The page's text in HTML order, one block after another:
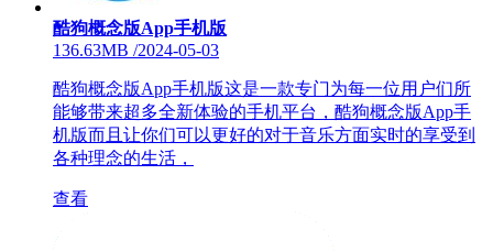
酷狗概念版App手机版
136.63MB /2024-05-03
酷狗概念版App手机版这是一款专门为每一位用户们所
能够带来超多全新体验的手机平台，酷狗概念版App手
机版而且让你们可以更好的对于音乐方面实时的享受到
各种理念的生活，
查看